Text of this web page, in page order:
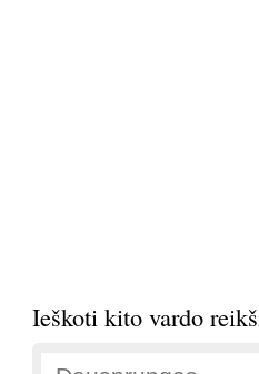
Ieškoti kito vardo